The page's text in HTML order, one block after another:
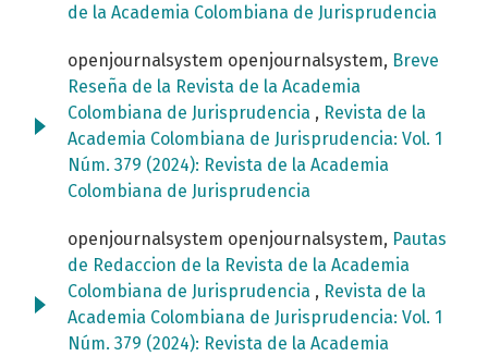
de la Academia Colombiana de Jurisprudencia
openjournalsystem openjournalsystem, Breve
Reseña de la Revista de la Academia
Colombiana de Jurisprudencia , Revista de la
Academia Colombiana de Jurisprudencia: Vol. 1
Núm. 379 (2024): Revista de la Academia
Colombiana de Jurisprudencia
openjournalsystem openjournalsystem, Pautas
de Redaccion de la Revista de la Academia
Colombiana de Jurisprudencia , Revista de la
Academia Colombiana de Jurisprudencia: Vol. 1
Núm. 379 (2024): Revista de la Academia